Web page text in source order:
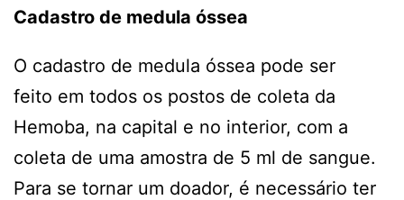
Cadastro de medula óssea
O cadastro de medula óssea pode ser
feito em todos os postos de coleta da
Hemoba, na capital e no interior, com a
coleta de uma amostra de 5 ml de sangue.
Para se tornar um doador, é necessário ter